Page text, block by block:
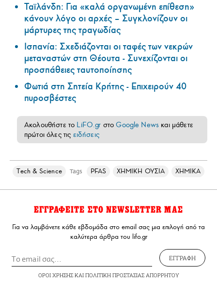
Ταϊλάνδη: Για «καλά οργανωμένη επίθεση»
κάνουν λόγο οι αρχές – Συγκλονίζουν οι
μάρτυρες της τραγωδίας
Ισπανία: Σχεδιάζονται οι ταφές των νεκρών
μεταναστών στη Θέουτα - Συνεχίζονται οι
προσπάθειες ταυτοποίησης
Φωτιά στη Σητεία Κρήτης - Επιχειρούν 40
πυροσβέστες
Ακολουθήστε το LiFO.gr στοGoogle News και μάθετε
πρώτοι όλες τις ειδήσεις
Τech & Science Tags PFAS ΧΗΜΙΚΗ ΟΥΣΙΑ ΧΗΜΙΚΑ
ΕΓΓΡΑΦΕΙΤΕ ΣΤΟ NEWSLETTER ΜΑΣ
Για να λαμβάνετε κάθε εβδομάδα στο email σας μια επιλογή από τα
καλύτερα άρθρα του lifo.gr
ΕΓΓΡΑΦΗ
ΟΡΟΙ ΧΡΗΣΗΣΚΑΙ ΠΟΛΙΤΙΚΗ ΠΡΟΣΤΑΣΙΑΣ ΑΠΟΡΡΗΤΟΥ